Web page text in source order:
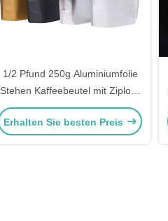
1/2 Pfund 250g Aluminiumfolie
Stehen Kaffeebeutel mit Ziplock
Entgasung Ventil
Erhalten Sie besten Preis